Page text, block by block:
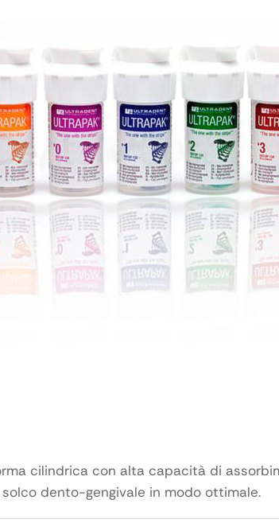
cilindrica con alta capacità di
dento-gengivale in modo ottimale.